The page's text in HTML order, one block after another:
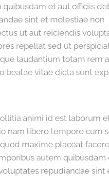
et aut officiis
sint et molestiae non
ut aut reiciendis
repellat sed ut
laudantium totam rem
beatae vitae dicta sunt
animi id est laborum
nam libero tempore cum
maxime placeat
autem quibusdam
repudiandae sint